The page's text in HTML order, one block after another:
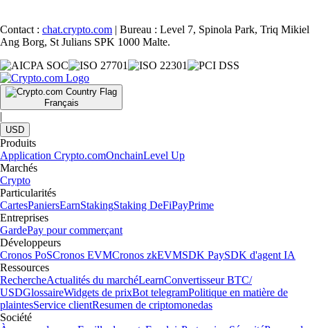
Contact : chat.crypto.com | Bureau : Level 7, Spinola Park, Triq Mikiel
Ang Borg, St Julians SPK 1000 Malte.
Français
|
USD
Produits
Application Crypto.comOnchainLevel Up
Marchés
Crypto
Particularités
CartesPaniersEarnStakingStaking DeFiPayPrime
Entreprises
GardePay pour commerçant
Développeurs
Cronos PoSCronos EVMCronos zkEVMSDK PaySDK d'agent IA
Ressources
RechercheActualités du marchéLearnConvertisseur BTC/
USDGlossaireWidgets de prixBot telegramPolitique en matière de
plaintesService clientResumen de criptomonedas
Société